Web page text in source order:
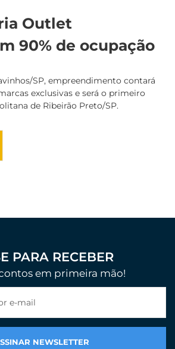
Outlet
90% de ocupação
SP, empreendimento contará
exclusivas e será o primeiro
de Ribeirão Preto/SP.
PARA RECEBER
em primeira mão!
e-mail